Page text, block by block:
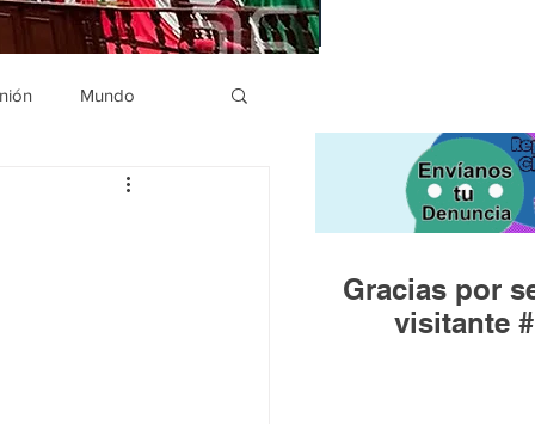
Mundo
Municipios
Gracias por
visitante #